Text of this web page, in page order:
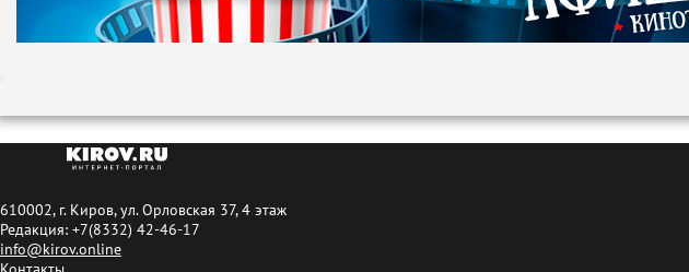
610002, г. Киров, ул. Орловская 37, 4 этаж
Редакция: +7(8332) 42-46-17
info@kirov.online